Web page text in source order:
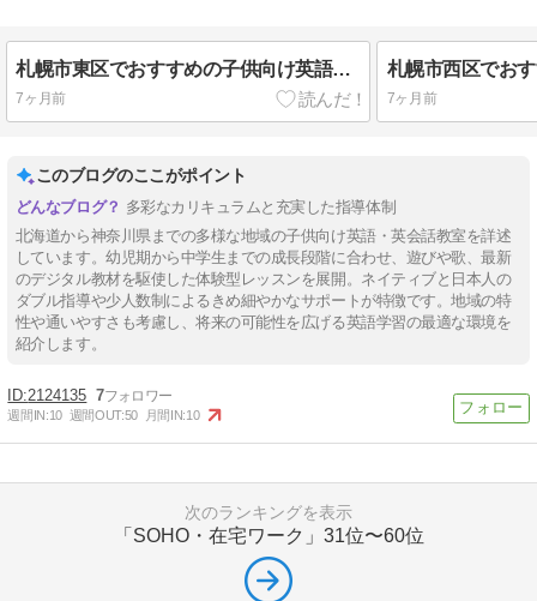
札幌市東区でおすすめの子供向け英語・英会話教室10選【ベビー/幼児/小学生/中学生】
7ヶ月前 7ヶ月前
このブログのここがポイント
多彩なカリキュラムと充実した指導体制
北海道から神奈川県までの多様な地域の子供向け英語・英会話教室を詳述
しています。幼児期から中学生までの成長段階に合わせ、遊びや歌、最新
のデジタル教材を駆使した体験型レッスンを展開。ネイティブと日本人の
ダブル指導や少人数制によるきめ細やかなサポートが特徴です。地域の特
性や通いやすさも考慮し、将来の可能性を広げる英語学習の最適な環境を
紹介します。
2124135 7
週間IN:10 週間OUT:50 月間IN:10
次のランキングを表示
「SOHO・在宅ワーク」 31位〜60位